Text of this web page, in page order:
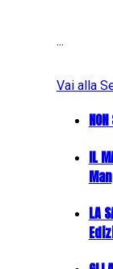
...
Vai alla
IL
LA